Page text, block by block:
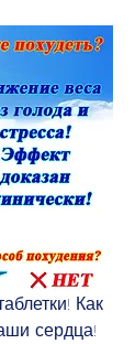
Как
сердца!